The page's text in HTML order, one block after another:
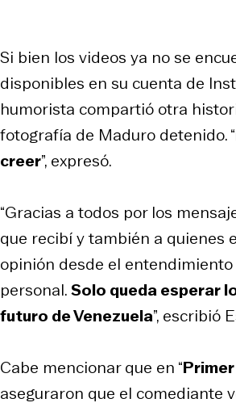
Si bien los videos ya no se
disponibles en su cuenta de
humorista compartió otra
fotografía de Maduro detenido. “
creer”, expresó.
“Gracias a todos por los
que recibí y también a quienes
opinión desde el
personal.Solo queda esperar
futuro de Venezuela”, escribió
Cabe mencionar que en “
aseguraron que el comediante